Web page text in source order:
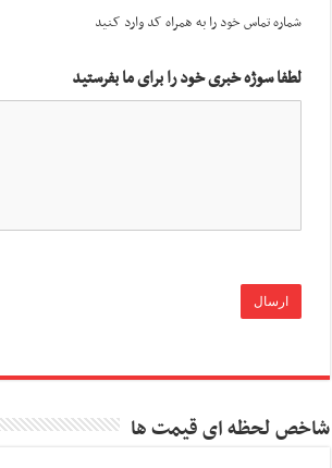
شماره تماس خود را به همراه کد وارد کنید
لطفا سوژه خبری خود را برای ما بفرستید
شاخص لحظه ای قیمت ها